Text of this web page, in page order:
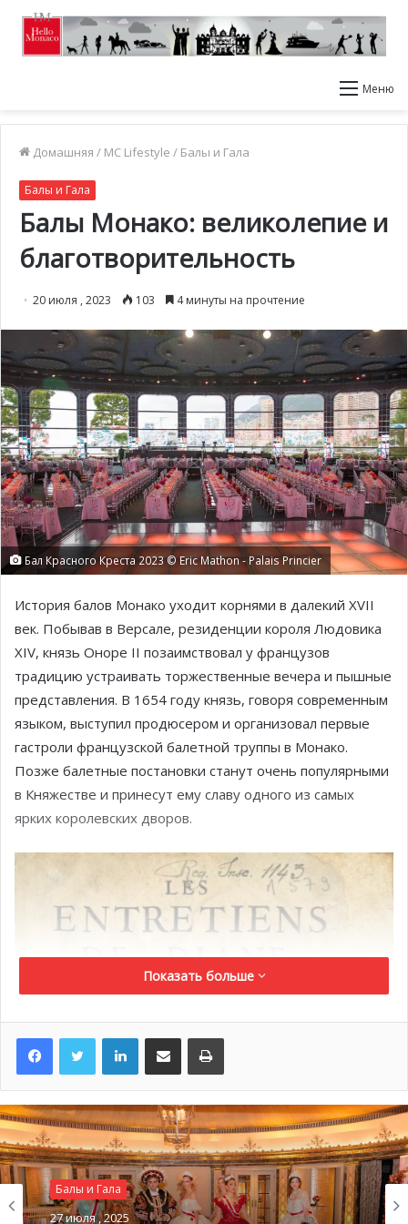
Меню
Домашняя / MC Lifestyle / Балы и Гала
Балы и Гала
Балы Монако: великолепие и
благотворительность
20 июля , 2023 103 4 минуты на прочтение
Бал Красного Креста 2023 © Eric Mathon - Palais Princier
История балов Монако уходит корнями в далекий XVII
век. Побывав в Версале, резиденции короля Людовика
XIV, князь Оноре II позаимствовал у французов
традицию устраивать торжественные вечера и пышные
представления. В 1654 году князь, говоря современным
языком, выступил продюсером и организовал первые
гастроли французской балетной труппы в Монако.
Позже балетные постановки станут очень популярными
в Княжестве и принесут ему славу одного из самых
ярких королевских дворов.
Показать больше
LinkedInПоделиться по электронной почте Распечатать
Балы и Гала
27 июля , 2025